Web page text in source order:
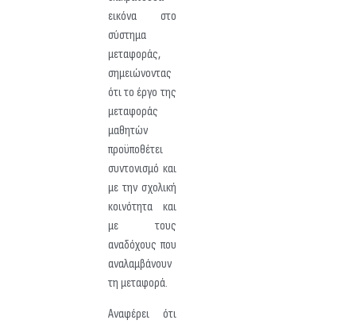
εικόνα στο
σύστημα
μεταφοράς,
σημειώνοντας
ότι το έργο της
μεταφοράς
μαθητών
προϋποθέτει
συντονισμό και
με την σχολική
κοινότητα και
με τους
αναδόχους που
αναλαμβάνουν
τη μεταφορά.
Αναφέρει ότι